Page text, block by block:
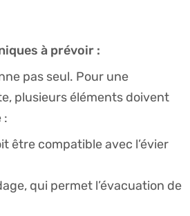
à prévoir :
pas seul. Pour une
plusieurs éléments doivent
:
être compatible avec l’évier
qui permet l’évacuation de